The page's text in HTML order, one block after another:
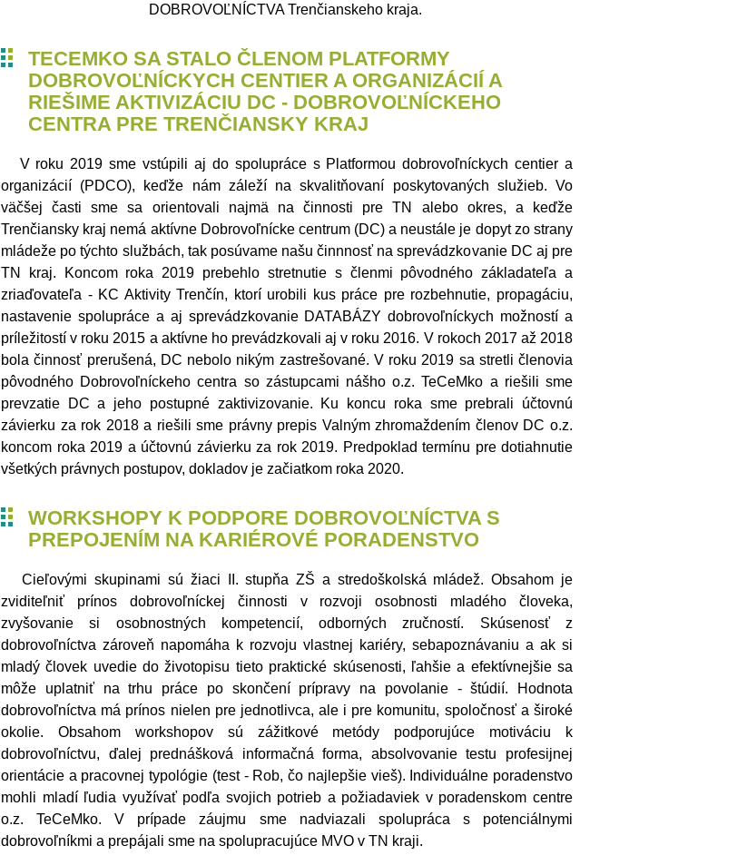
DOBROVOĽNÍCTVA Trenčianskeho kraja.
TECEMKO SA STALO ČLENOM PLATFORMY
DOBROVOĽNÍCKYCH CENTIER A ORGANIZÁCIÍ A
RIEŠIME AKTIVIZÁCIU DC - DOBROVOĽNÍCKEHO
CENTRA PRE TRENČIANSKY KRAJ
V roku 2019 sme vstúpili aj do spolupráce s Platformou dobrovoľníckych centier a
organizácií (PDCO), keďže nám záleží na skvalitňovaní poskytovaných služieb. Vo
väčšej časti sme sa orientovali najmä na činnosti pre TN alebo okres, a keďže
Trenčiansky kraj nemá aktívne Dobrovoľnícke centrum (DC) a neustále je dopyt zo strany
mládeže po týchto službách, tak posúvame našu činnnosť na sprevádzkovanie DC aj pre
TN kraj. Koncom roka 2019 prebehlo stretnutie s členmi pôvodného základateľa a
zriaďovateľa - KC Aktivity Trenčín, ktorí urobili kus práce pre rozbehnutie, propagáciu,
nastavenie spolupráce a aj sprevádzkovanie DATABÁZY dobrovoľníckych možností a
príležitostí v roku 2015 a aktívne ho prevádzkovali aj v roku 2016. V rokoch 2017 až 2018
bola činnosť prerušená, DC nebolo nikým zastrešované. V roku 2019 sa stretli členovia
pôvodného Dobrovoľníckeho centra so zástupcami nášho o.z. TeCeMko a riešili sme
prevzatie DC a jeho postupné zaktivizovanie. Ku koncu roka sme prebrali účtovnú
závierku za rok 2018 a riešili sme právny prepis Valným zhromaždením členov DC o.z.
koncom roka 2019 a účtovnú závierku za rok 2019. Predpoklad termínu pre dotiahnutie
všetkých právnych postupov, dokladov je začiatkom roka 2020.
WORKSHOPY K PODPORE DOBROVOĽNÍCTVA S
PREPOJENÍM NA KARIÉROVÉ PORADENSTVO
Cieľovými skupinami sú žiaci II. stupňa ZŠ a stredoškolská mládež. Obsahom je
zviditeľniť prínos dobrovoľníckej činnosti v rozvoji osobnosti mladého človeka,
zvyšovanie si osobnostných kompetencií, odborných zručností. Skúsenosť z
dobrovoľníctva zároveň napomáha k rozvoju vlastnej kariéry, sebapoznávaniu a ak si
mladý človek uvedie do životopisu tieto praktické skúsenosti, ľahšie a efektívnejšie sa
môže uplatniť na trhu práce po skončení prípravy na povolanie - štúdií. Hodnota
dobrovoľníctva má prínos nielen pre jednotlivca, ale i pre komunitu, spoločnosť a široké
okolie. Obsahom workshopov sú zážitkové metódy podporujúce motiváciu k
dobrovoľníctvu, ďalej prednášková informačná forma, absolvovanie testu profesijnej
orientácie a pracovnej typológie (test - Rob, čo najlepšie vieš). Individuálne poradenstvo
mohli mladí ľudia využívať podľa svojich potrieb a požiadaviek v poradenskom centre
o.z. TeCeMko. V prípade záujmu sme nadviazali spolupráca s potenciálnymi
dobrovoľníkmi a prepájali sme na spolupracujúce MVO v TN kraji.